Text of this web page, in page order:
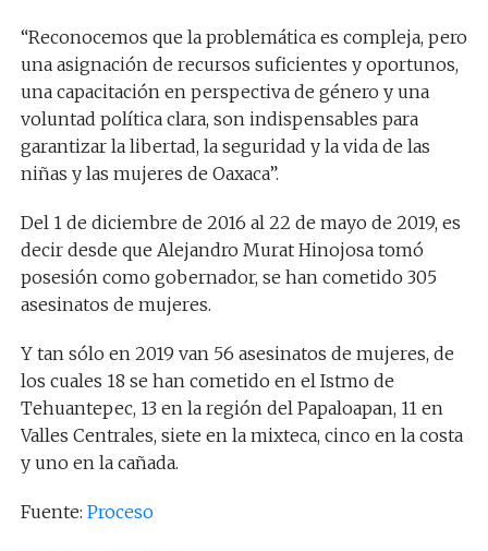
“Reconocemos que la problemática es compleja, pero
una asignación de recursos suficientes y oportunos,
una capacitación en perspectiva de género y una
voluntad política clara, son indispensables para
garantizar la libertad, la seguridad y la vida de las
niñas y las mujeres de Oaxaca”.
Del 1 de diciembre de 2016 al 22 de mayo de 2019, es
decir desde que Alejandro Murat Hinojosa tomó
posesión como gobernador, se han cometido 305
asesinatos de mujeres.
Y tan sólo en 2019 van 56 asesinatos de mujeres, de
los cuales 18 se han cometido en el Istmo de
Tehuantepec, 13 en la región del Papaloapan, 11 en
Valles Centrales, siete en la mixteca, cinco en la costa
y uno en la cañada.
Fuente: Proceso